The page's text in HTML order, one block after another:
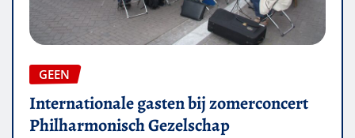
GEEN
Internationale gasten bij zomerconcert
Philharmonisch Gezelschap